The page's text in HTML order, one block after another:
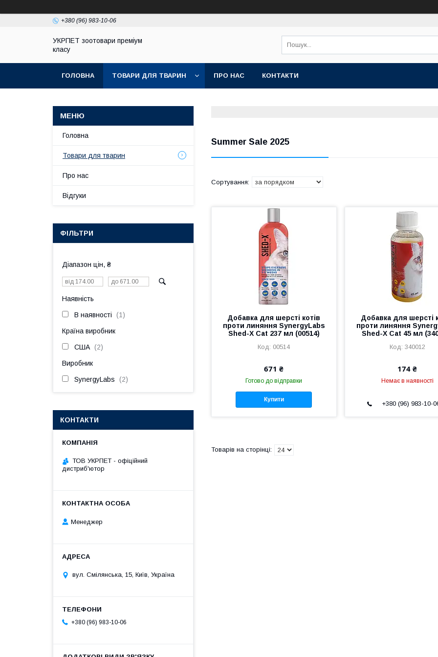
+380 (96) 983-10-06
УКРПЕТ зоотовари преміум
класу
ГОЛОВНА ТОВАРИ ДЛЯ ТВАРИН ПРО НАС КОНТАКТИ
Summer Sale 2025
Добавка для шерсті котів
проти линяння SynergyLabs
Shed-X Cat 237 мл (00514)
00514
671 ₴
Готово до відправки
Купити
Добавка для шерсті
проти линяння
Shed-X Cat 45 мл
340012
174 ₴
Немає в наявності
+380 (96) 983-10-
Головна
Товари для тварин
Про нас
Відгуки
ФІЛЬТРИ
Діапазон цін, ₴
Наявність
В наявності 1
Країна виробник
США 2
Виробник
SynergyLabs 2
КОНТАКТИ
ТОВ УКРПЕТ - офіційний
дистриб'ютор
Менеджер
вул. Смілянська, 15, Київ, Україна
+380 (96) 983-10-06